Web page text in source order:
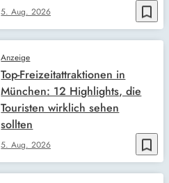
bookmark_border
5. Aug. 2026
bookmark_border
Anzeige
5. Aug. 2026
Top-Freizeitattraktionen in
München: 12 Highlights, die
Touristen wirklich sehen
sollten